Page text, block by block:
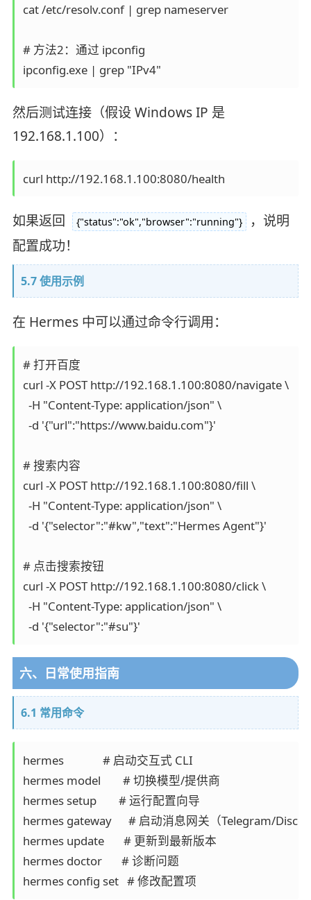
cat /etc/resolv.conf | grep nameserver
# 方法2：通过 ipconfig
然后测试连接（假设 Windows IP 是
192.168.1.100）：
如果返回 {"status":"ok","browser":"running"}
，说明
配置成功！
5.7 使用示例
在 Hermes 中可以通过命令行调用：
# 打开百度
curl -X POST http://192.168.1.100:8080/navigate \
  -H "Content-Type: application/json" \
  -d '{"url":"https://www.baidu.com"}'
# 搜索内容
curl -X POST http://192.168.1.100:8080/fill \
  -H "Content-Type: application/json" \
  -d '{"selector":"#kw","text":"Hermes Agent"}'
# 点击搜索按钮
curl -X POST http://192.168.1.100:8080/click \
  -H "Content-Type: application/json" \
六、日常使用指南
6.1 常用命令
hermes              # 启动交互式 CLI
hermes model        # 切换模型/提供商
hermes setup        # 运行配置向导
hermes gateway      # 启动消息网关（Telegram/
hermes update       # 更新到最新版本
hermes doctor       # 诊断问题